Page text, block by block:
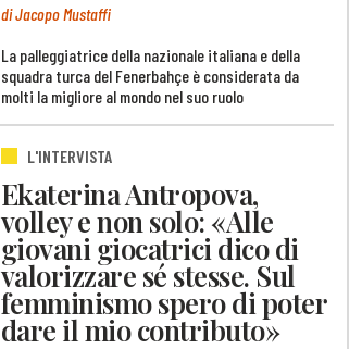
di Jacopo Mustaffi
La palleggiatrice della nazionale italiana e della
squadra turca del Fenerbahçe è considerata da
molti la migliore al mondo nel suo ruolo
L'INTERVISTA
Ekaterina Antropova,
volley e non solo: «Alle
giovani giocatrici dico di
valorizzare sé stesse. Sul
femminismo spero di poter
dare il mio contributo»